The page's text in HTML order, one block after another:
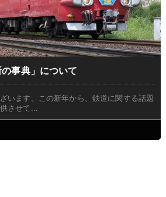
事典」について
います。この新年から、鉄道に関する話題
させて...